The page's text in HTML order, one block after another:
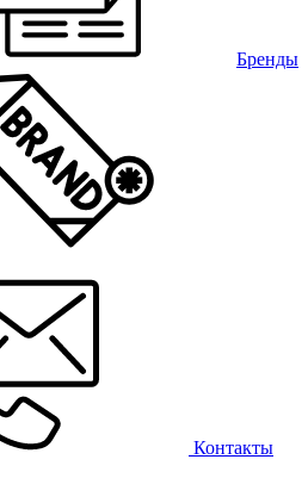
Бренды
Контакты